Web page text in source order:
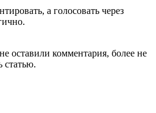
а голосовать через
оставили комментария, более не
статью.